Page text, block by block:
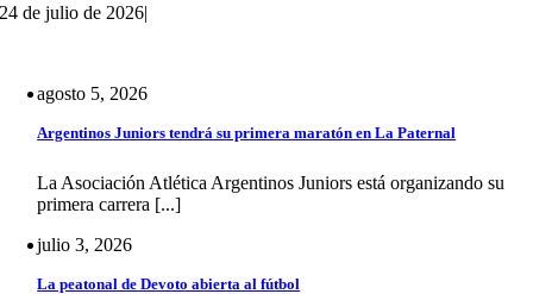
24 de julio de 2026|
agosto 5, 2026
Argentinos Juniors tendrá su primera maratón en La Paternal
La Asociación Atlética Argentinos Juniors está organizando su
primera carrera [...]
julio 3, 2026
La peatonal de Devoto abierta al fútbol